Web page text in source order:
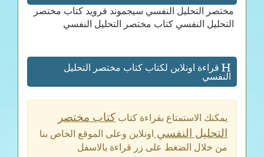
مختصر التحليل النفسي سيجموند فرويد كتاب مختصر
التحليل النفسي كتاب مختصر التحليل النفسي
قراءة اونلاين لكتاب كتاب مختصر التحليل
النفسي
يمكنك الاستمتاع بقراءة كتاب كتاب مختصر
التحليل النفسي
اونلاين وعلى الموقع الخاص بنا
من خلال الضغط على زر قراءة بالاسفل